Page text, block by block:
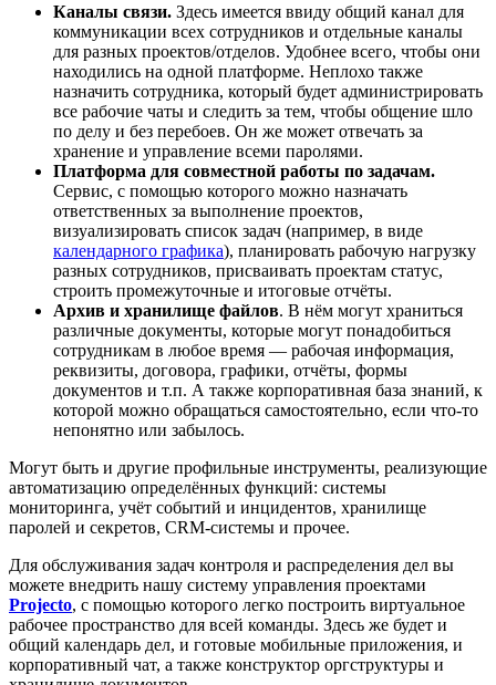
Каналы связи. Здесь имеется ввиду общий канал для
коммуникации всех сотрудников и отдельные каналы
для разных проектов/отделов. Удобнее всего, чтобы они
находились на одной платформе. Неплохо также
назначить сотрудника, который будет администрировать
все рабочие чаты и следить за тем, чтобы общение шло
по делу и без перебоев. Он же может отвечать за
хранение и управление всеми паролями.
Платформа для совместной работы по задачам.
Сервис, с помощью которого можно назначать
ответственных за выполнение проектов,
визуализировать список задач (например, в виде
календарного графика), планировать рабочую нагрузку
разных сотрудников, присваивать проектам статус,
строить промежуточные и итоговые отчёты.
Архив и хранилище файлов. В нём могут храниться
различные документы, которые могут понадобиться
сотрудникам в любое время — рабочая информация,
реквизиты, договора, графики, отчёты, формы
документов и т.п. А также корпоративная база знаний, к
которой можно обращаться самостоятельно, если что-то
непонятно или забылось.
Могут быть и другие профильные инструменты, реализующие
автоматизацию определённых функций: системы
мониторинга, учёт событий и инцидентов, хранилище
паролей и секретов, CRM-системы и прочее.
Для обслуживания задач контроля и распределения дел вы
можете внедрить нашу систему управления проектами
Projecto, с помощью которого легко построить виртуальное
рабочее пространство для всей команды. Здесь же будет и
общий календарь дел, и готовые мобильные приложения, и
корпоративный чат, а также конструктор оргструктуры и